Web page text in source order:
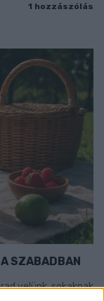
1 hozzászólás
SZABADBAN
velünk, sokaknak